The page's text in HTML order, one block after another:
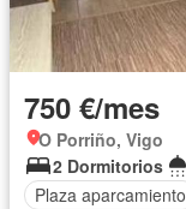
750 €/mes
O Porriño, Vigo
2 Dormitorios
Plaza aparcamiento